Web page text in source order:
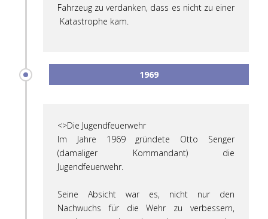
Fahrzeug zu verdanken, dass es nicht zu einer
Katastrophe kam.
1969
<>Die Jugendfeuerwehr
Im Jahre 1969 gründete Otto Senger
(damaliger Kommandant) die
Jugendfeuerwehr.
Seine Absicht war es, nicht nur den
Nachwuchs für die Wehr zu verbessern,